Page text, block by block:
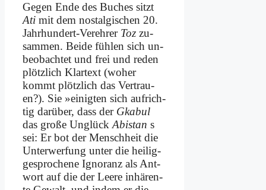
Ge­gen En­de des Bu­ches sitzt
Ati mit dem nost­al­gi­schen 20.
Jahr­hun­dert-Ver­eh­rer Toz zu­
sam­men. Bei­de füh­len sich un­
be­ob­ach­tet und frei und re­den
plötz­lich Klar­text (wo­her
kommt plötz­lich das Ver­trau­
en?). Sie »ei­nig­ten sich auf­rich­
tig dar­über, dass der Gka­bul
das gro­ße Un­glück Abi­stan s
sei: Er bot der Mensch­heit die
Un­ter­wer­fung un­ter die hei­lig­
ge­spro­che­ne Igno­ranz als Ant­
wort auf die der Lee­re in­hä­ren­